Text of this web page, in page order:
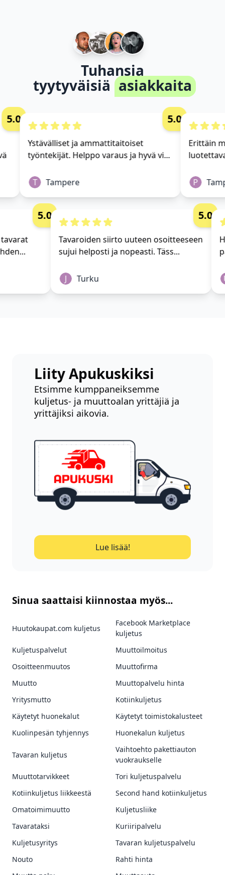
Tuhansia
tyytyväisiä asiakkaita
5.0
Ystävälliset ja ammattitaitoiset
työntekijät. Helppo varaus ja hyvä vi...
T Tampere
5.0
Erittäin
P
tavarat
5.0
Tavaroiden siirto uuteen osoitteeseen
sujui helposti ja nopeasti. Täss...
J Turku
5.0
Liity Apukuskiksi
Etsimme kumppaneiksemme
kuljetus- ja muuttoalan yrittäjiä ja
yrittäjiksi aikovia.
Lue lisää!
Sinua saattaisi kiinnostaa myös...
Huutokaupat.com kuljetus
Facebook Marketplace
kuljetus
Kuljetuspalvelut
Muuttoilmoitus
Osoitteenmuutos
Muuttofirma
Muutto
Muuttopalvelu hinta
Yritysmutto
Kotiinkuljetus
Käytetyt huonekalut
Käytetyt toimistokalusteet
Kuolinpesän tyhjennys
Huonekalun kuljetus
Tavaran kuljetus
Vaihtoehto pakettiauton
vuokraukselle
Muuttotarvikkeet
Tori kuljetuspalvelu
Kotiinkuljetus liikkeestä
Second hand kotiinkuljetus
Omatoimimuutto
Kuljetusliike
Tavarataksi
Kuriiripalvelu
Kuljetusyritys
Tavaran kuljetuspalvelu
Nouto
Rahti hinta